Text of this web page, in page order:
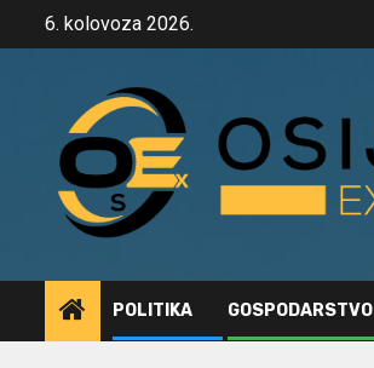
6. kolovoza 2026.
POLITIKA GOSPODARSTVO